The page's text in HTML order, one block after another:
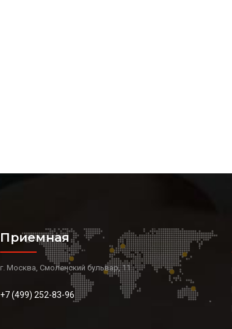
Приемная
г. Москва, Смоленский бульвар, 11
+7 (499) 252-83-96